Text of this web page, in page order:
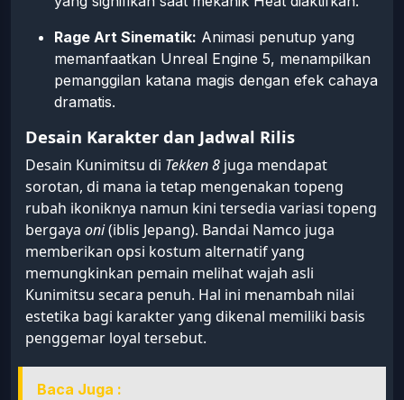
Rage Art Sinematik: Animasi penutup yang
memanfaatkan Unreal Engine 5, menampilkan
pemanggilan katana magis dengan efek cahaya
dramatis.
Desain Karakter dan Jadwal Rilis
Desain Kunimitsu di Tekken 8 juga mendapat
sorotan, di mana ia tetap mengenakan topeng
rubah ikoniknya namun kini tersedia variasi topeng
bergaya oni(iblis Jepang). Bandai Namco juga
memberikan opsi kostum alternatif yang
memungkinkan pemain melihat wajah asli
Kunimitsu secara penuh. Hal ini menambah nilai
estetika bagi karakter yang dikenal memiliki basis
penggemar loyal tersebut.
Baca Juga :